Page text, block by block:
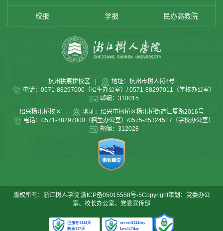
校报 学报 民办高教院
杭州拱宸桥校区
地址：杭州市树人街8号
电话：0571-88297000（招生办公室）/ 0571-88297011（学校办公室）
邮编：310015
绍兴杨汛桥校区
地址：绍兴市柯桥区杨汛桥街道江夏路2016号
电话：0571-88297000（招生办公室）/0575-85324517（学校办公室）
邮编：312028
版权所有：浙江树人学院 浙ICP备05015558号-5Copyright策划：党委办公
室、校长办公室、党委宣传部